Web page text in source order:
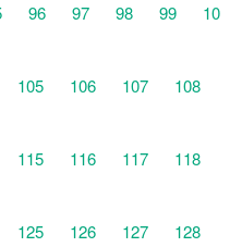
96 97 98 99
10
105 106 107
108
115 116 117
118
125 126 127
128